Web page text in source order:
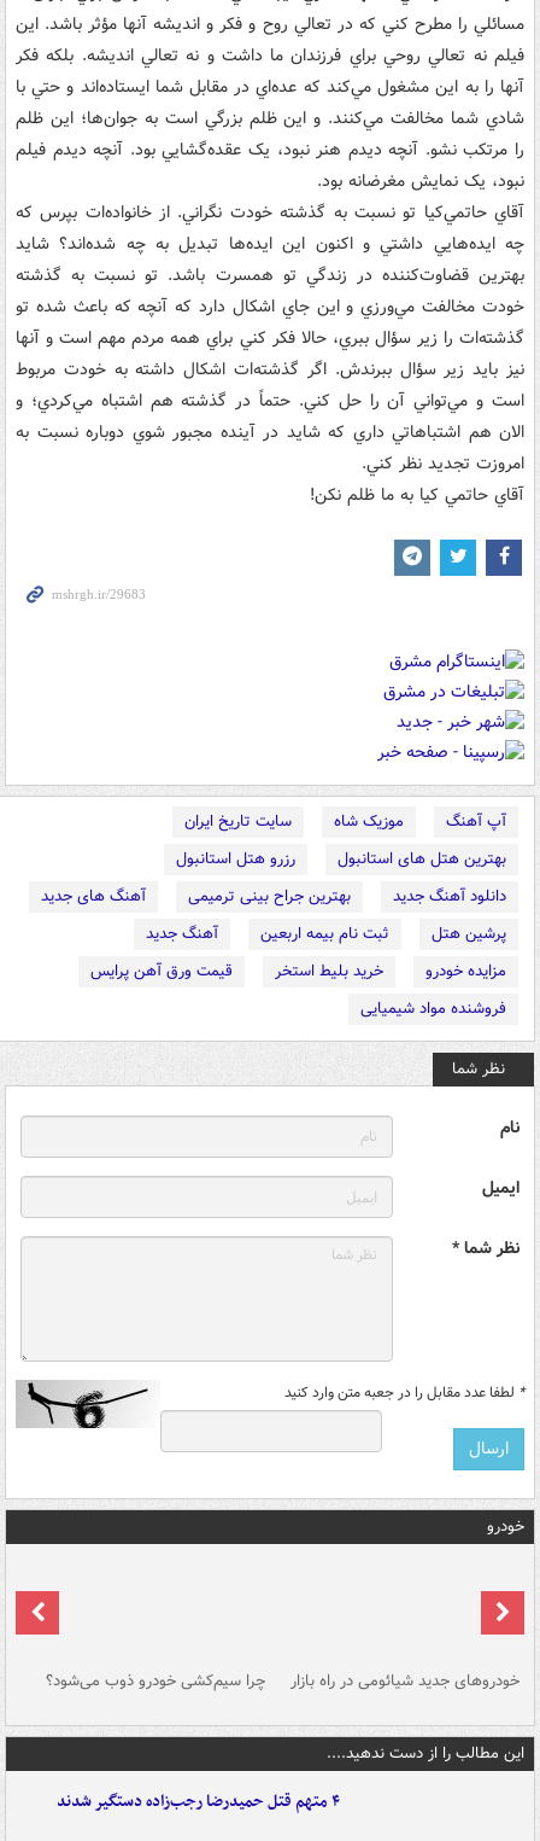
مسائلي را مطرح کني که در تعالي روح و فکر و انديشه آنها مؤثر باشد. اين
فيلم نه تعالي روحي براي فرزندان ما داشت و نه تعالي انديشه. بلکه فکر
آنها را به اين مشغول مي‌کند که عده‌اي در مقابل شما ايستاده‌اند و حتي با
شادي شما مخالفت مي‌کنند. و اين ظلم بزرگي است به جوان‌ها؛ اين ظلم
را مرتکب نشو. آنچه ديدم هنر نبود، يک عقده‌گشايي بود. آنچه ديدم فيلم
نبود، يک نمايش مغرضانه بود.
آقاي حاتمي‌کيا تو نسبت به گذشته خودت نگراني. از خانواده‌ات بپرس که
چه ايده‌هايي داشتي و اکنون اين ايده‌ها تبديل به چه شده‌اند؟ شايد
بهترين قضاوت‌کننده در زندگي تو همسرت باشد. تو نسبت به گذشته
خودت مخالفت مي‌ورزي و اين جاي اشکال دارد که آنچه که باعث شده تو
گذشته‌ات را زير سؤال ببري، حالا فکر کني براي همه مردم مهم است و آنها
نيز بايد زير سؤال ببرندش. اگر گذشته‌ات اشکال داشته به خودت مربوط
است و مي‌تواني آن را حل کني. حتماً در گذشته‌ هم اشتباه مي‌کردي؛ و
الان هم اشتباهاتي داري که شايد در آينده مجبور شوي دوباره نسبت به
امروزت تجديد نظر کني.
آقاي حاتمي کيا به ما ظلم نکن!
آپ آهنگ موزیک شاه
سایت تاریخ ایران
بهترین هتل های استانبول
رزرو هتل استانبول
دانلود آهنگ جدید
بهترین جراح بینی ترمیمی
آهنگ های جدید
پرشین هتل
ثبت نام بیمه اربعین
آهنگ جدید
مزایده خودرو
خرید بلیط استخر
قیمت ورق آهن پرایس
فروشنده مواد شیمیایی
نظر شما
نام
ایمیل
نظر شما *
* لطفا عدد مقابل را در جعبه متن وارد کنید
خودرو
خودروهای جدید شیائومی در راه بازار چرا سیم‌کشی خودرو ذوب می‌شود؟
این مطالب را از دست ندهید....
۴ متهم قتل حمیدرضا رجب‌زاده دستگیر شدند